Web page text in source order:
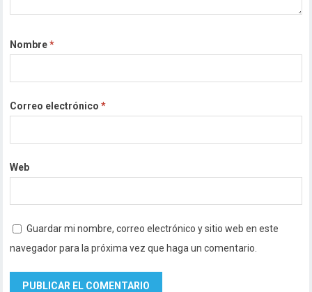
Nombre*
Correo electrónico*
Web
Guardar mi nombre, correo electrónico y sitio web en este
navegador para la próxima vez que haga un comentario.